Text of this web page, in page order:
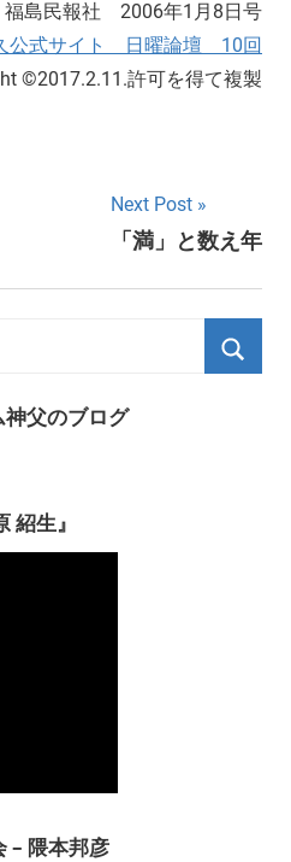
福島民報社 2006年1月8日号
公式サイト 日曜論壇 10回
©2017.2.11.許可を得て複製
Next Post
「満」と数え年
父のブログ
紹生』
– 隈本邦彦